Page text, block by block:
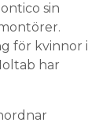
sin
för kvinnor i
har